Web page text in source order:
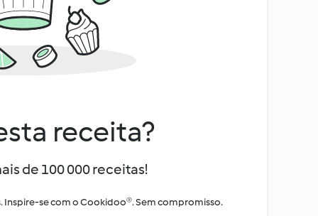
receita?
de 100 000 receitas!
Inspire-se com o Cookidoo®. Sem compromisso.